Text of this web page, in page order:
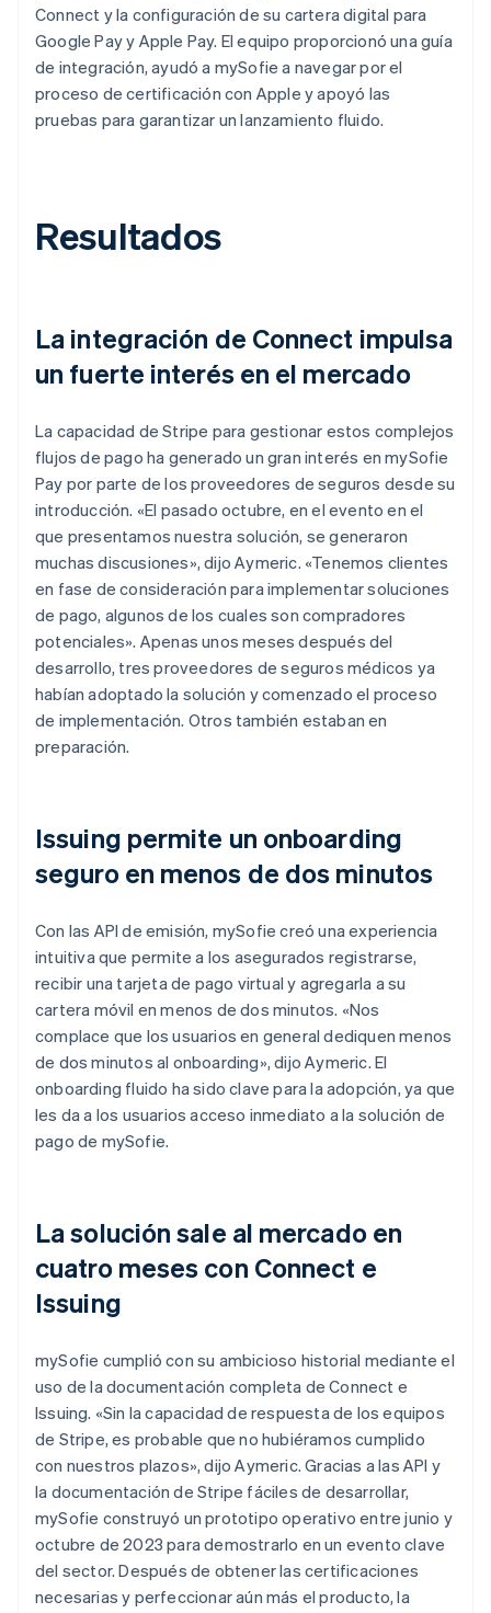
Connect y la configuración de su cartera digital para
Google Pay y Apple Pay. El equipo proporcionó una guía
de integración, ayudó a mySofie a navegar por el
proceso de certificación con Apple y apoyó las
pruebas para garantizar un lanzamiento fluido.
Resultados
La integración de Connect impulsa
un fuerte interés en el mercado
La capacidad de Stripe para gestionar estos complejos
flujos de pago ha generado un gran interés en mySofie
Pay por parte de los proveedores de seguros desde su
introducción. «El pasado octubre, en el evento en el
que presentamos nuestra solución, se generaron
muchas discusiones», dijo Aymeric. «Tenemos clientes
en fase de consideración para implementar soluciones
de pago, algunos de los cuales son compradores
potenciales». Apenas unos meses después del
desarrollo, tres proveedores de seguros médicos ya
habían adoptado la solución y comenzado el proceso
de implementación. Otros también estaban en
preparación.
Issuing permite un onboarding
seguro en menos de dos minutos
Con las API de emisión, mySofie creó una experiencia
intuitiva que permite a los asegurados registrarse,
recibir una tarjeta de pago virtual y agregarla a su
cartera móvil en menos de dos minutos. «Nos
complace que los usuarios en general dediquen menos
de dos minutos al onboarding», dijo Aymeric. El
onboarding fluido ha sido clave para la adopción, ya que
les da a los usuarios acceso inmediato a la solución de
pago de mySofie.
La solución sale al mercado en
cuatro meses con Connect e
Issuing
mySofie cumplió con su ambicioso historial mediante el
uso de la documentación completa de Connect e
Issuing. «Sin la capacidad de respuesta de los equipos
de Stripe, es probable que no hubiéramos cumplido
con nuestros plazos», dijo Aymeric. Gracias a las API y
la documentación de Stripe fáciles de desarrollar,
mySofie construyó un prototipo operativo entre junio y
octubre de 2023 para demostrarlo en un evento clave
del sector. Después de obtener las certificaciones
necesarias y perfeccionar aún más el producto, la